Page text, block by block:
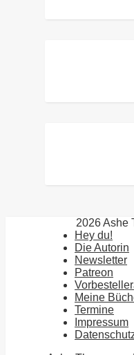
2026 Ashe
Hey du!
Die Autorin
Newsletter
Patreon
Meine
Termine
Impressum